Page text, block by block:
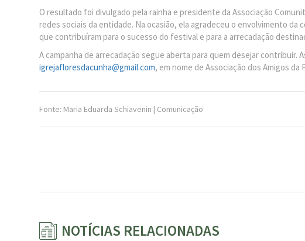
O resultado foi divulgado pela rainha e presidente da Associação
redes sociais da entidade. Na ocasião, ela agradeceu o envolvimento
que contribuíram para o sucesso do festival e para a arrecadação
A campanha de arrecadação segue aberta para quem desejar contribuir.
igrejafloresdacunha@gmail.com, em nome de Associação dos Amigos
Fonte: Maria Eduarda Schiavenin | Comunicação
NOTÍCIAS RELACIONADAS